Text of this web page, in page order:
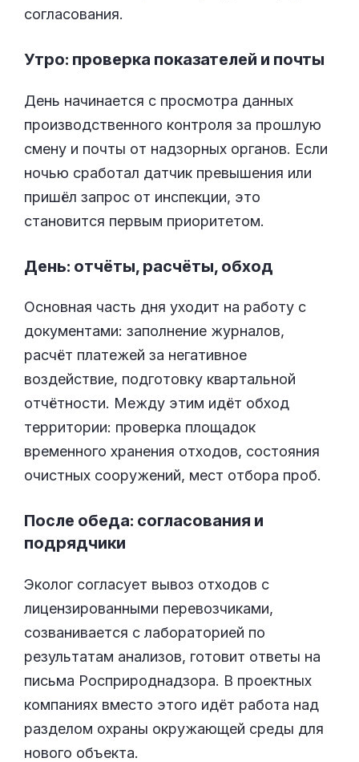
согласования.
Утро: проверка показателей и почты
День начинается с просмотра данных
производственного контроля за прошлую
смену и почты от надзорных органов. Если
ночью сработал датчик превышения или
пришёл запрос от инспекции, это
становится первым приоритетом.
День: отчёты, расчёты, обход
Основная часть дня уходит на работу с
документами: заполнение журналов,
расчёт платежей за негативное
воздействие, подготовку квартальной
отчётности. Между этим идёт обход
территории: проверка площадок
временного хранения отходов, состояния
очистных сооружений, мест отбора проб.
После обеда: согласования и
подрядчики
Эколог согласует вывоз отходов с
лицензированными перевозчиками,
созванивается с лабораторией по
результатам анализов, готовит ответы на
письма Росприроднадзора. В проектных
компаниях вместо этого идёт работа над
разделом охраны окружающей среды для
нового объекта.